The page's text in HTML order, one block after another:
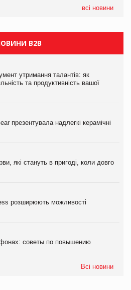
всі новини
B2B
утримання талантів: як
та продуктивність вашої
презентувала надлегкі керамічні
які стануть в пригоді, коли довго
розширюють можливості
советы по повышению
Всі новини